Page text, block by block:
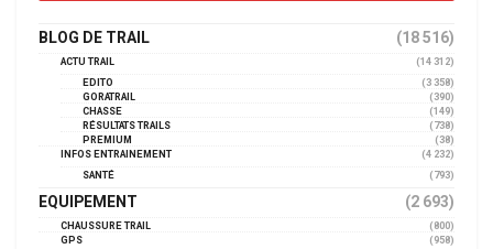
BLOG DE TRAIL (18 516)
ACTU TRAIL
(14 312)
EDITO
(3 358)
GORATRAIL
(390)
CHASSE
(149)
RÉSULTATS TRAILS
(738)
PREMIUM
(38)
INFOS ENTRAINEMENT
(4 232)
SANTÉ
(793)
EQUIPEMENT (2 693)
CHAUSSURE TRAIL
(800)
GPS
(958)